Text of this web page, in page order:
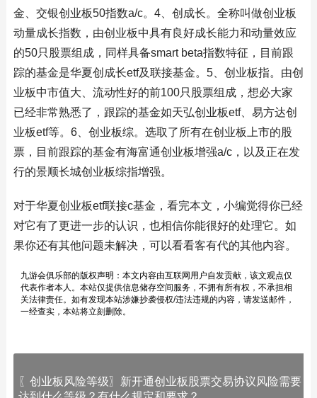
金、交银创业板50指数a/c。4、创成长。全称叫做创业板
动量成长指数，由创业板中具有良好成长能力和动量效应
的50只股票组成，同样具备smart beta指数特征，目前跟
踪的基金是华夏创成长etf及联接基金。5、创业板指。由创
业板中市值大、流动性好的前100只股票组成，想必大家
已经非常熟悉了，跟踪的基金如天弘创业板etf、易方达创
业板etf等。6、创业板综。选取了所有在创业板上市的股
票，目前跟踪的基金有海富通创业板增强a/c，以及正在发
行的景顺长城创业板综指增强。
对于华夏创业板etf联接c基金，看完本文，小编觉得你已经
对它有了更进一步的认识，也相信你能很好的处理它。如
果你还有其他问题未解决，可以看看客有代的其他内容。
九游会俱乐部的版权声明：本文内容由互联网用户自发贡献，该文观点仅
代表作者本人。本站仅提供信息储存空间服务，不拥有所有权，不承担相
关法律责任。如有发现本站涉嫌抄袭侵权/违法违规的内容，请发送邮件，
一经查实，本站将立刻删除。
〖创业板风险等级〗新开通创业板股票交易协议风险需要